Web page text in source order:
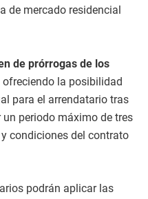
de mercado residencial
de prórrogas de los
ofreciendo la posibilidad
para el arrendatario tras
periodo máximo de tres
condiciones del contrato
podrán aplicar las